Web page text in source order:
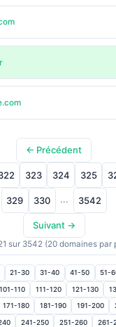
← Précédent
323 324 325
329 330 ... 3542
Suivant →
sur 3542 (20 domaines par
21-30 31-40 41-50 51-
101-110 111-120 121-130
171-180 181-190 191-200
241-250 251-260 261-